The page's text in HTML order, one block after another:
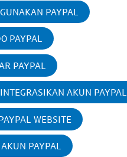
PAYPAL
PAYPAL
PAYPAL
AKUN PAYPAL
WEBSITE
PAYPAL